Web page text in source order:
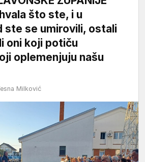
što ste, i u
ste se umirovili, ostali
oni koji potiču
oplemenjuju našu
Milković